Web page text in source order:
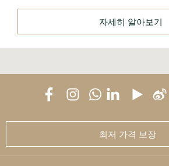
자세히 알아보기
최저 가격 보장